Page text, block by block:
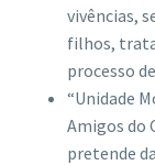
vivências,
filhos,
processo
“Unidade
Amigos do
pretende